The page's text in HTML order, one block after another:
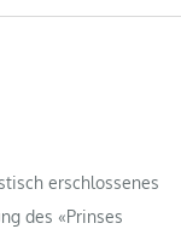
erschlossenes
des «Prinses